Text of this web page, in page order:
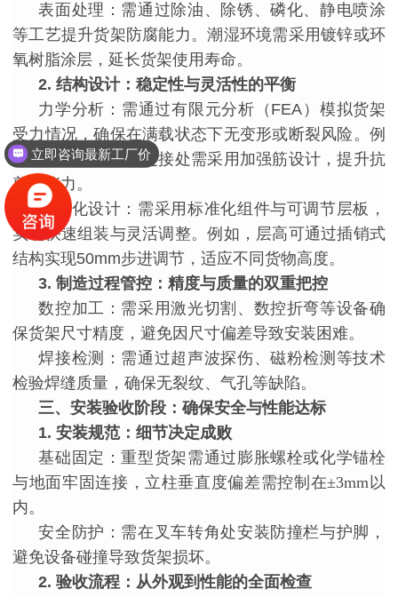
表面处理：需通过除油、除锈、磷化、静电喷涂
等工艺提升货架防腐能力。潮湿环境需采用镀锌或环
氧树脂涂层，延长货架使用寿命。
2. 结构设计：稳定性与灵活性的平衡
力学分析：需通过有限元分析（ FEA）模拟货架
受力情况，确保在满载状态下无变形或断裂风险。例
如，横梁与立柱的连接处需采用加强筋设计，提升抗
剪切能力。
模块化设计：需采用标准化组件与可调节层板，
实现快速组装与灵活调整。例如，层高可通过插销式
结构实现50mm步进调节，适应不同货物高度。
3. 制造过程管控：精度与质量的双重把控
数控加工：需采用激光切割、数控折弯等设备确
保货架尺寸精度，避免因尺寸偏差导致安装困难。
焊接检测：需通过超声波探伤、磁粉检测等技术
检验焊缝质量，确保无裂纹、气孔等缺陷。
三、安装验收阶段：确保安全与性能达标
1. 安装规范：细节决定成败
基础固定：重型货架需通过膨胀螺栓或化学锚栓
与地面牢固连接，立柱垂直度偏差需控制在±3mm以
内。
安全防护：需在叉车转角处安装防撞栏与护脚，
避免设备碰撞导致货架损坏。
2. 验收流程：从外观到性能的全面检查
立即咨询最新工厂价
立即咨询最新工厂价